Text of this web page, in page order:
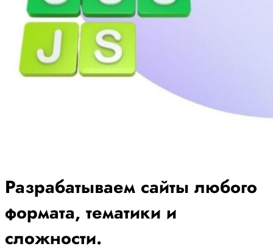
Разрабатываем сайты любого
формата, тематики и
сложности.